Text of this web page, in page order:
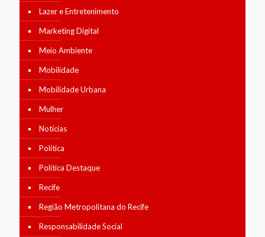
Lazer e Entretenimento
Marketing Digital
Meio Ambiente
Mobilidade
Mobilidade Urbana
Mulher
Notícias
Política
Política Destaque
Recife
Região Metropolitana do Recife
Responsabilidade Social